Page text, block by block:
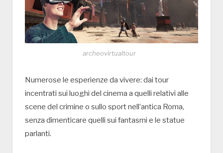
archeovirtualtour
Numerose le esperienze da vivere: dai tour
incentrati sui luoghi del cinema a quelli relativi alle
scene del crimine o sullo sport nell’antica Roma,
senza dimenticare quelli sui fantasmi e le statue
parlanti.